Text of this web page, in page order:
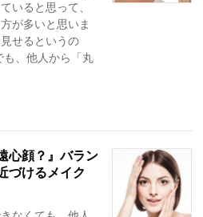
いると思って、
が多いと思いま
せるというの
も、他人から「丸
心顔？』バラン
づけるメイク